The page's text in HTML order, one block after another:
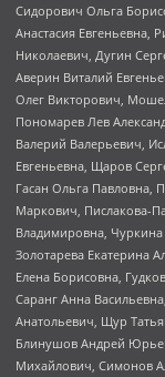
Сидорович Ольга
Анастасия Евгеньевна,
Николаевич, Дугин
Аверин Виталий
Олег Викторович,
Пономарев Лев
Валерий Валерьевич,
Евгеньевна, Щаров
Гасан Ольга Павловна,
Маркович, Пислакова-
Владимировна, Чуркина
Золотарева Екатерина
Елена Борисовна,
Саранг Анна
Анатольевич, Щур
Блинушов Андрей
Михайлович, Симонов